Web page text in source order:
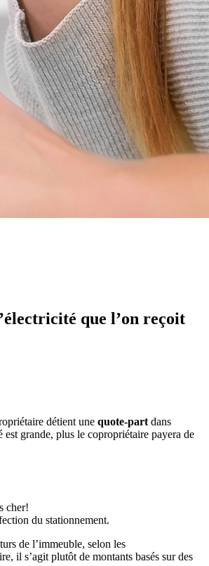
que l’on reçoit
détient une quote-part dans
grande, plus le copropriétaire payera de
cher!
du stationnement.
de l’immeuble, selon les
il s’agit plutôt de montants basés sur des